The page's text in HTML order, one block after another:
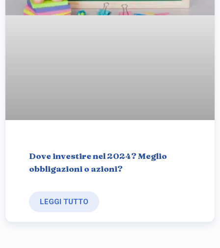
Dove investire nel 2024? Meglio
obbligazioni o azioni?
LEGGI TUTTO